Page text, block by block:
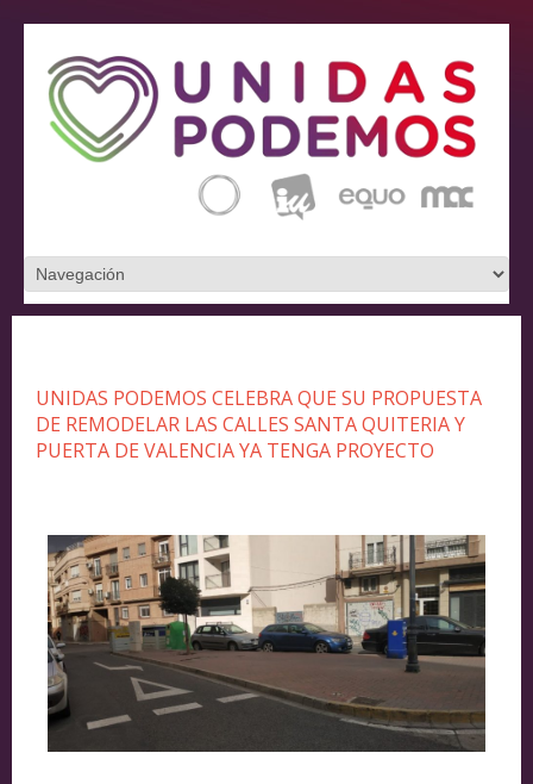
UNIDAS PODEMOS CELEBRA QUE SU PROPUESTA
DE REMODELAR LAS CALLES SANTA QUITERIA Y
PUERTA DE VALENCIA YA TENGA PROYECTO